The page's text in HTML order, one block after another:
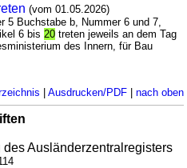
(vom 01.05.2026)
5 Buchstabe b, Nummer 6 und 7,
6 bis 20 treten jeweils an dem Tag
des Innern, für Bau
| Ausdrucken/PDF| nach oben
Ausländerzentralregisters